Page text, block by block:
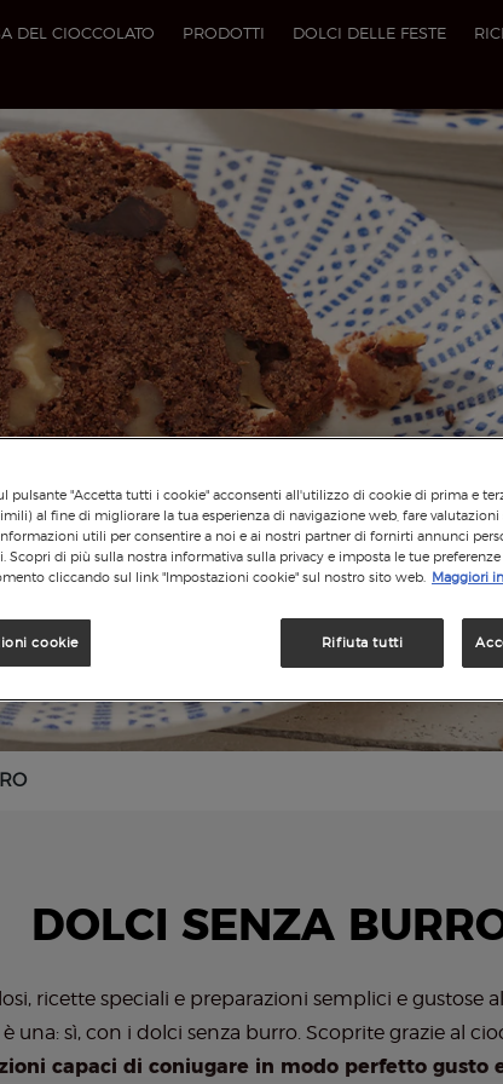
DEL CIOCCOLATO PRODOTTI DOLCI DELLE FESTE
DOLCI SENZA
ricette speciali e preparazioni semplici e gustose
è una: sì, con i dolci senza burro. Scoprite grazie al
capaci di coniugare in modo perfetto gusto
pulsante "Accetta tutti i cookie" acconsenti all'utilizzo di cookie di prima e
al fine di migliorare la tua esperienza di navigazione web, fare valutazioni
utili per consentire a noi e ai nostri partner di fornirti annunci
Scopri di più sulla nostra informativa sulla privacy e imposta le tue
cliccando sul link "Impostazioni cookie" sul nostro sito web. Maggiori
Rifiuta tutti
cookie